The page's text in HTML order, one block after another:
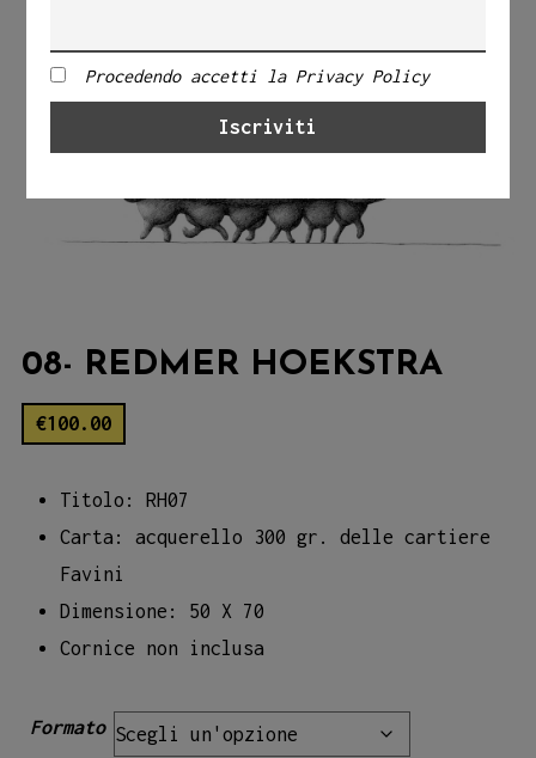
08- REDMER HOEKSTRA
€100.00
Titolo: RH07
Carta: acquerello 300 gr. delle cartiere
Favini
Dimensione: 50 X 70
Cornice non inclusa
Formato
Procedendo accetti la Privacy Policy